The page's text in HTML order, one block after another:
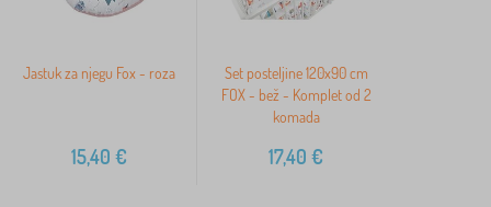
Jastuk za njegu Fox - roza
15,40 €
Set posteljine 120x90 cm
FOX - bež - Komplet od 2
komada
17,40 €